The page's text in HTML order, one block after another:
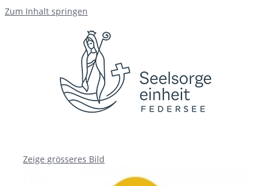
Zum Inhalt springen
Zeige grösseres Bild